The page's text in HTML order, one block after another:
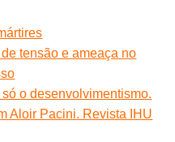
tensão e ameaça no
o desenvolvimentismo.
Aloir Pacini. Revista IHU